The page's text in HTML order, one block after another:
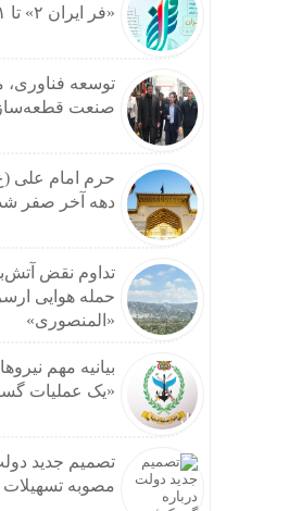
«فر ایران ۲» تا ۳۱ مرداد
توسعه فناوری،
صنعت
حرم امام علی
دهه آخر صفر
تداوم نقض
حمله هوایی
«المنصوری»
بیانیه مهم
«یک عملیات
تصمیم جدید
مصوبه